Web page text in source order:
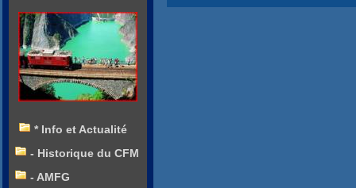
* Info et Actualité
- Historique du CFM
- AMFG